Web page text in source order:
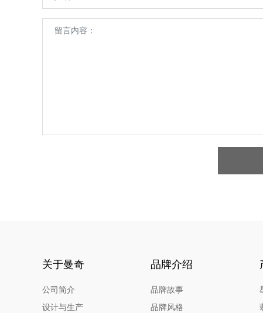
关于曼奇
公司简介
设计与生产
品牌介绍
品牌故事
品牌风格